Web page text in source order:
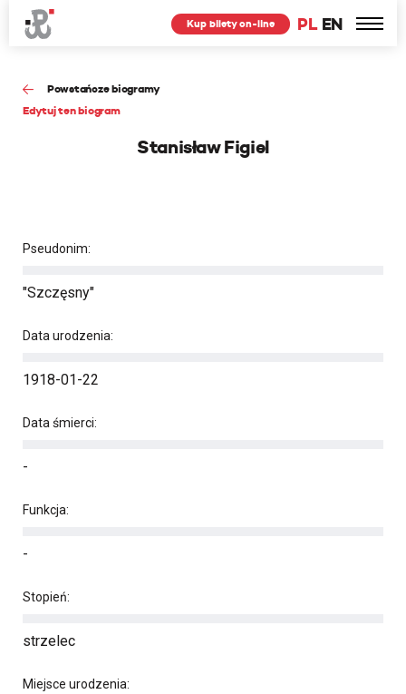
PL EN
Kup bilety on-line
Powstańcze biogramy
Edytuj ten biogram
Stanisław Figiel
Pseudonim:
"Szczęsny"
Data urodzenia:
1918-01-22
Data śmierci:
-
Funkcja:
-
Stopień:
strzelec
Miejsce urodzenia: